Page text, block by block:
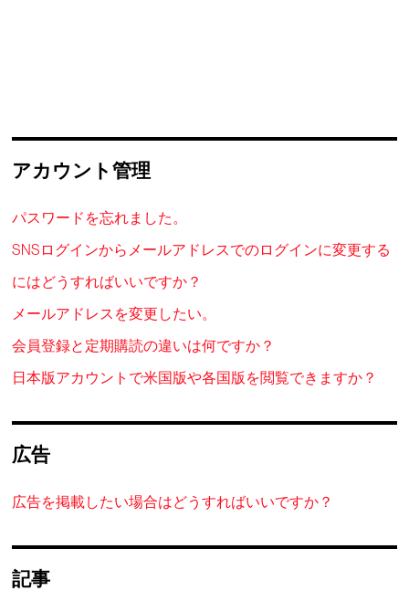
アカウント管理
パスワードを忘れました。
SNSログインからメールアドレスでのログインに変更する
にはどうすればいいですか？
メールアドレスを変更したい。
会員登録と定期購読の違いは何ですか？
日本版アカウントで米国版や各国版を閲覧できますか？
広告
広告を掲載したい場合はどうすればいいですか？
記事